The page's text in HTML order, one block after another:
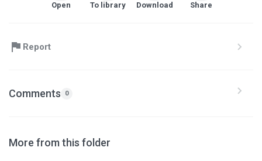
Open To library Download Share
Report
Comments 0
More from this folder